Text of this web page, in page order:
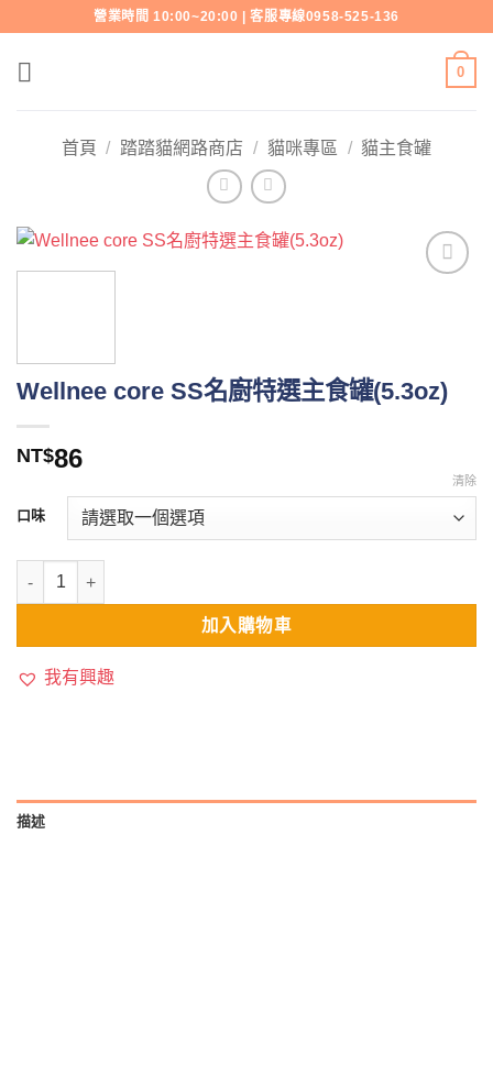
content
營業時間 10:00~20:00 | 客服專線0958-525-136
0
首頁 / 踏踏貓網路商店 / 貓咪專區 / 貓主食罐
Wellnee core SS名廚特選主食罐(5.3oz)
NT$86
口味
清除
Wellnee core SS名廚特選主食罐(5.3oz) 數量
加入購物車
我有興趣
描述